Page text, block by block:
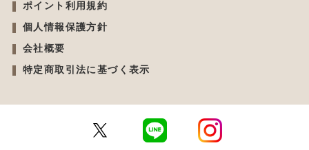
ポイント利用規約
個人情報保護方針
会社概要
特定商取引法に基づく表示